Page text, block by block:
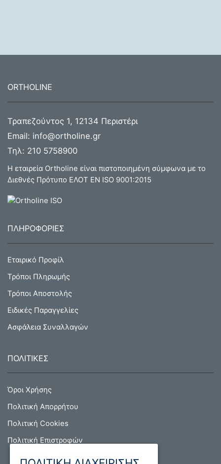
ORTHOLINE
Τραπεζούντος 1, 12134 Περιστέρι
Email: info@ortholine.gr
Τηλ: 210 5758900
Η εταιρεία Ortholine είναι πιστοποιημένη σύμφωνα με το
Διεθνές Πρότυπο ΕΛΟΤ ΕΝ ISO 9001:2015
ΠΛΗΡΟΦΟΡΙΕΣ
Εταιρικό Προφίλ
Τρόποι Πληρωμής
Τρόποι Αποστολής
Ειδικές Παραγγελίες
Ασφάλεια Συναλλαγών
ΠΟΛΙΤΙΚΕΣ
Όροι Χρήσης
Πολιτική Απορρήτου
Πολιτική Cookies
Πολιτική Επιστροφών